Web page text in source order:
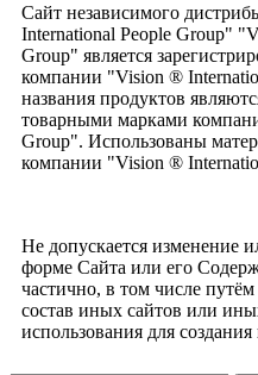
Сайт независимого
International People Group"
Group" является
компании "Vision ®
названия продуктов
товарными марками
Group". Использованы
компании "Vision ®
Не допускается изменение
форме Сайта или его
частично, в том числе
состав иных сайтов или
использования для